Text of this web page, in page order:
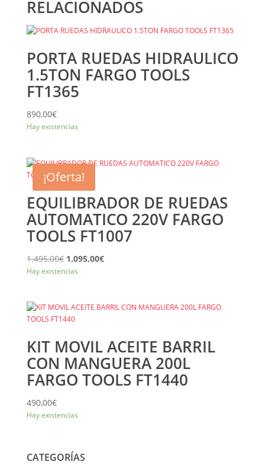
RELACIONADOS
PORTA RUEDAS HIDRAULICO
1.5TON FARGO TOOLS
FT1365
890,00€
Hay existencias
¡Oferta!
EQUILIBRADOR DE RUEDAS
AUTOMATICO 220V FARGO
TOOLS FT1007
1.495,00€ El
precio
1.495,00€.
1.095,00€El
1.095,00€.
Hay existencias
KIT MOVIL ACEITE BARRIL
CON MANGUERA 200L
FARGO TOOLS FT1440
490,00€
Hay existencias
CATEGORÍAS